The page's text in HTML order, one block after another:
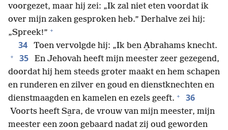
voorgezet, maar hij zei: „Ik zal niet eten voordat ik
over mijn zaken gesproken heb.” Derhalve zei hij:
„Spreek!” +
34 Toen vervolgde hij: „Ik ben A̱brahams knecht.
+ 35
En Jehovah heeft mijn meester zeer gezegend,
doordat hij hem steeds groter maakt en hem schapen
en runderen en zilver en goud en dienstknechten en
dienstmaagden en kamelen en ezels geeft. + 36
Voorts heeft Sa̱ra, de vrouw van mijn meester, mijn
meester een zoon gebaard nadat zij oud geworden